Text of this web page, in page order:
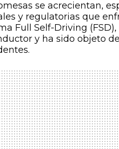
se acrecientan,
y regulatorias que
Full Self-Driving
y ha sido objeto